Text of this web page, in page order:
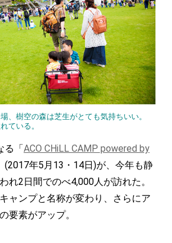
、樹空の森は芝生がとても気持ちいい。
ている。
る「ACO CHiLL CAMP powered by
(2017年5月13・14日)が、今年も静
れ2日間でのべ4,000人が訪れた。
ャンプと名称が変わり、さらにア
要素がアップ。